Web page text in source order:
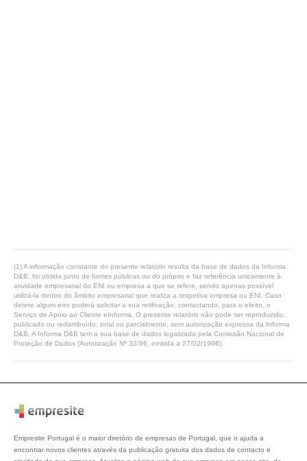
(1) A informação constante do presente relatório resulta da base de dados da Informa
D&B, foi obtida junto de fontes públicas ou do próprio e faz referência unicamente à
atividade empresarial do ENI ou empresa a que se refere, sendo apenas possível
utilizá-la dentro do âmbito empresarial que realiza a respetiva empresa ou ENI. Caso
detete algum erro poderá solicitar a sua retificação, contactando, para o efeito, o
Serviço de Apoio ao Cliente eInforma. O presente relatório não pode ser reproduzido,
publicado ou redistribuído, total ou parcialmente, sem autorização expressa da Informa
D&B. A Informa D&B tem a sua base de dados legalizada pela Comissão Nacional de
Proteção de Dados (Autorização Nº 32/96, emitida a 27/02/1996).
Empresite Portugal é o maior diretório de empresas de Portugal, que o ajuda a
encontrar novos clientes através da publicação gratuita dos dados de contacto e